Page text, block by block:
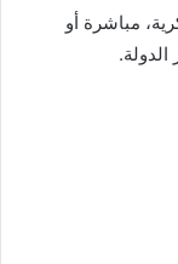
مباشرة أو